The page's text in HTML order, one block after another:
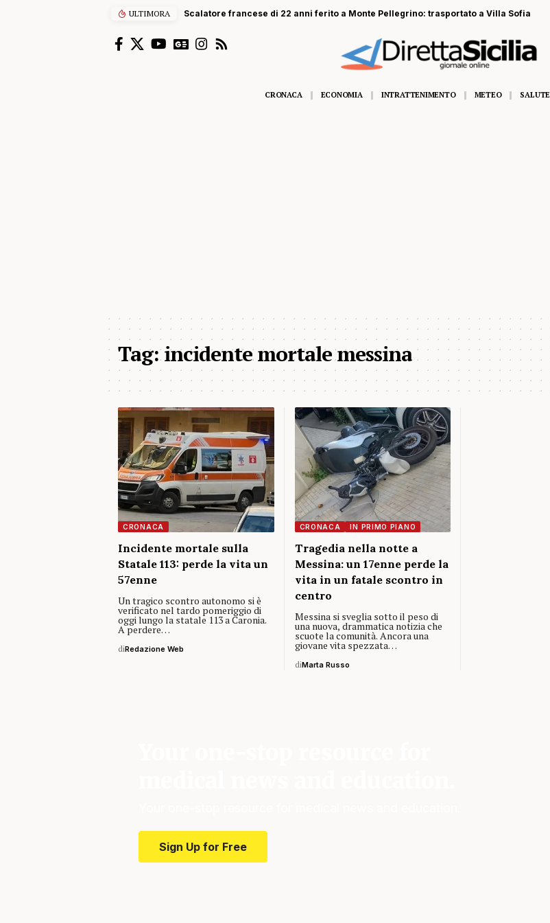
ULTIMORA Scalatore francese di 22 anni ferito a Monte Pellegrino: trasportato a Villa Sofia
CRONACA ECONOMIA INTRATTENIMENTO METEO SALUTE
Tag:incidente mortale messina
CRONACA
Incidente mortale sulla
Statale 113: perde la vita un
57enne
Un tragico scontro autonomo si è
verificato nel tardo pomeriggio di
oggi lungo la statale 113 a Caronia.
A perdere…
diRedazione Web
CRONACA IN PRIMO PIANO
Tragedia nella notte a
Messina: un 17enne perde la
vita in un fatale scontro in
centro
Messina si sveglia sotto il peso di
una nuova, drammatica notizia che
scuote la comunità. Ancora una
giovane vita spezzata…
diMarta Russo
Sign Up for Free